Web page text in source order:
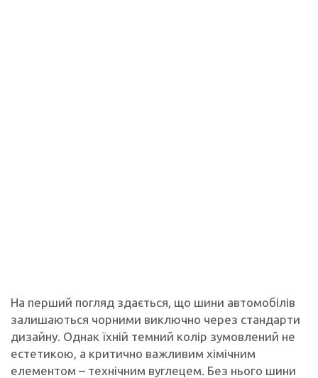
На перший погляд здається, що шини автомобілів
залишаються чорними виключно через стандарти
дизайну. Однак їхній темний колір зумовлений не
естетикою, а критично важливим хімічним
елементом – технічним вуглецем. Без нього шини